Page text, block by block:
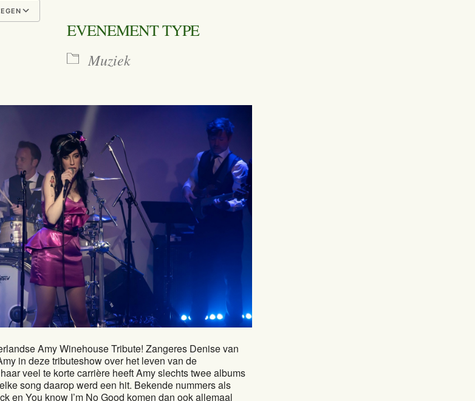
Google Calendar
EVENEMENT TYPE
Muziek
Amy Winehouse Tribute! Zangeres Denise van
in deze tributeshow over het leven van de
veel te korte carrière heeft Amy slechts twee albums
song daarop werd een hit. Bekende nummers als
en You know I’m No Good komen dan ook allemaal